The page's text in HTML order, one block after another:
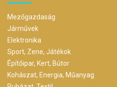
Mezőgazdaság
Járművek
Elektronika
Sport, Zene, Játékok
Építőipar, Kert, Bútor
Kohászat, Energia, Műanyag